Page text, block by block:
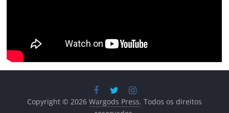
Copyright © 2026 Wargods Press. Todos os direitos